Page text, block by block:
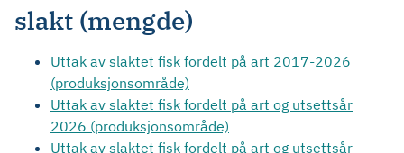
slakt (mengde)
Uttak av slaktet fisk fordelt på art 2017-2026
(produksjonsområde)
Uttak av slaktet fisk fordelt på art og utsettsår
2026 (produksjonsområde)
Uttak av slaktet fisk fordelt på art og utsettsår